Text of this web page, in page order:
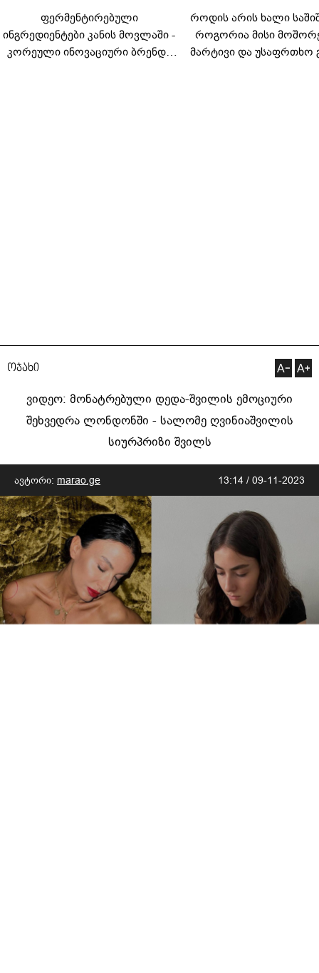
ფერმენტირებული
ინგრედიენტები კანის მოვლაში -
კორეული ინოვაციური ბრენდი
როდის არის ხალი
როგორია მისი
მარტივი და უსაფრთხო
ოჯახი
ვიდეო: მონატრებული დედა-შვილის ემოციური
შეხვედრა ლონდონში - სალომე ღვინიაშვილის
სიურპრიზი შვილს
ავტორი: marao.ge 13:14 / 09-11-2023